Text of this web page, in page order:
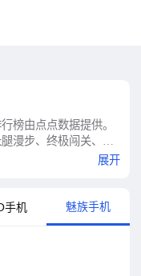
榜由点点数据提供。
漫步、终极闯关、火
袋高手、魔域口袋版、
展开
手机 魅族手机